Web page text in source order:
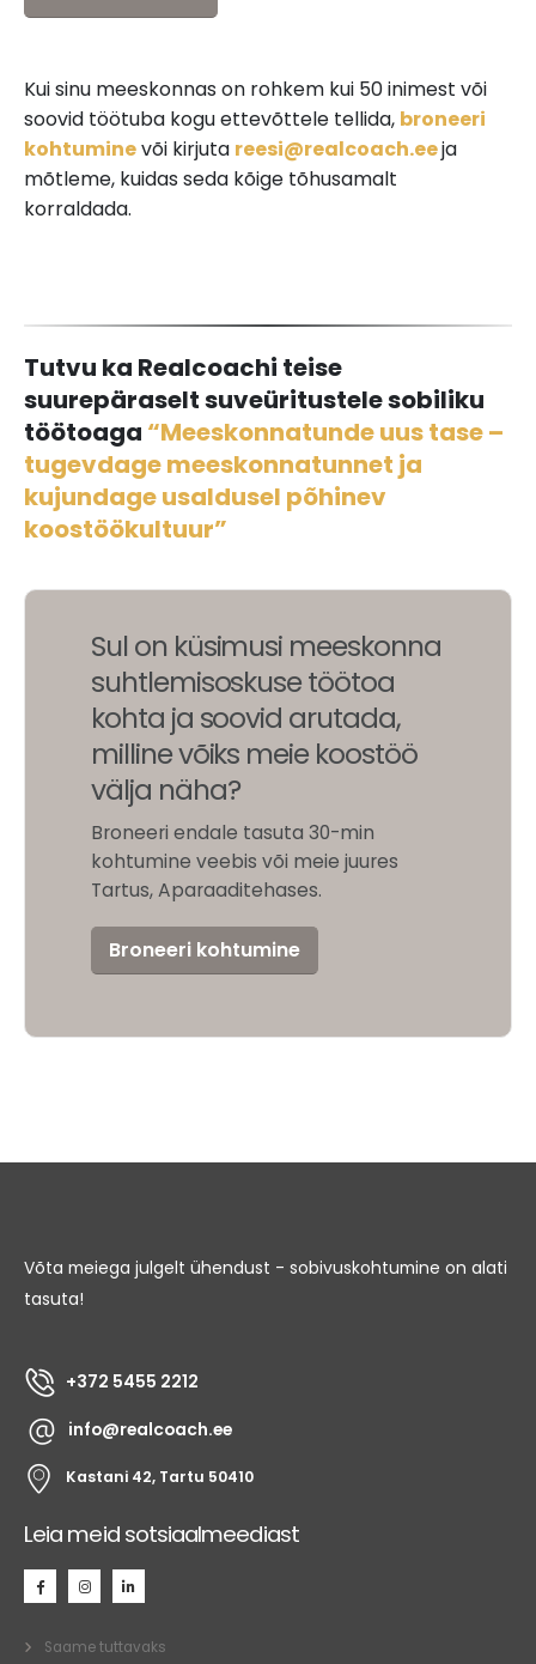
Kui sinu meeskonnas on rohkem kui 50 inimest või
soovid töötuba kogu ettevõttele tellida, broneeri
kohtuminevõi kirjuta reesi@realcoach.eeja
mõtleme, kuidas seda kõige tõhusamalt
korraldada.
Tutvu ka Realcoachi teise
suurepäraselt suveüritustele sobiliku
töötoaga “Meeskonnatunde uus tase –
tugevdage meeskonnatunnet ja
kujundage usaldusel põhinev
koostöökultuur”
Sul on küsimusi meeskonna
suhtlemisoskuse töötoa
kohta ja soovid arutada,
milline võiks meie koostöö
välja näha?
Broneeri endale tasuta 30-min
kohtumine veebis või meie juures
Tartus, Aparaaditehases.
Broneeri kohtumine
Võta meiega julgelt ühendust - sobivuskohtumine on alati
tasuta!
+372 5455 2212
info@realcoach.ee
Kastani 42, Tartu 50410
Leia meid sotsiaalmeediast
Saame tuttavaks